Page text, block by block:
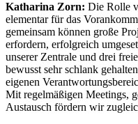
Katharina Zorn: Die Rolle
elementar für das
gemeinsam können große
erfordern, erfolgreich
unserer Zentrale und drei
bewusst sehr schlank
eigenen
Mit regelmäßigen Meetings,
Austausch fördern wir